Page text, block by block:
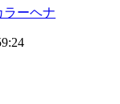
ラーヘナ